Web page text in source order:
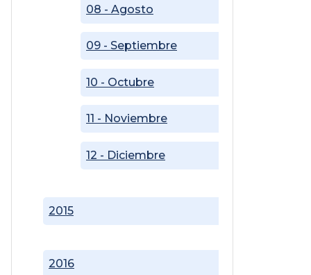
08 - Agosto
09 - Septiembre
10 - Octubre
11 - Noviembre
12 - Diciembre
2015
2016